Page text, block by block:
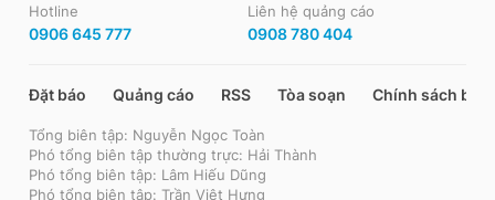
Hotline
0906 645 777
Liên hệ quảng cáo
0908 780 404
Đặt báo Quảng cáo RSS Tòa soạn Chính sách bảo
Tổng biên tập: Nguyễn Ngọc Toàn
Phó tổng biên tập thường trực: Hải Thành
Phó tổng biên tập: Lâm Hiếu Dũng
Phó tổng biên tập: Trần Việt Hưng